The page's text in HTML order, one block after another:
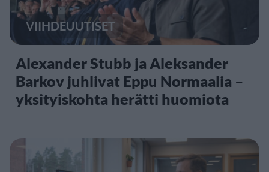
VIIHDEUUTISET
Alexander Stubb ja Aleksander
Barkov juhlivat Eppu Normaalia –
yksityiskohta herätti huomiota